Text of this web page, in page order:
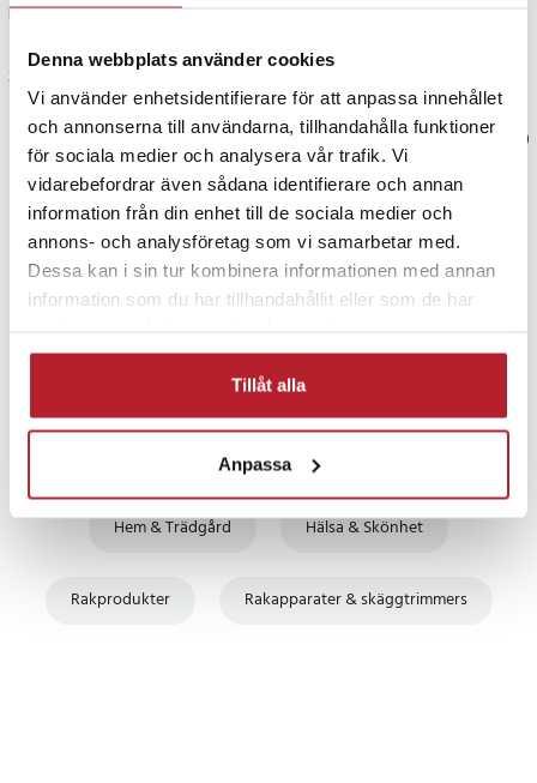
Denna webbplats använder cookies
Vi använder enhetsidentifierare för att anpassa innehållet
och annonserna till användarna, tillhandahålla funktioner
för sociala medier och analysera vår trafik. Vi
vidarebefordrar även sådana identifierare och annan
information från din enhet till de sociala medier och
annons- och analysföretag som vi samarbetar med.
Dessa kan i sin tur kombinera informationen med annan
information som du har tillhandahållit eller som de har
Tillåt alla
Anpassa
JH
3 år sedan
Verified by Trustvoice
UTFÖRSÄLJNING
Fortsätt att fynda
Hem & Trädgård Hälsa & Skönhet
Rakprodukter Rakapparater & skäggtrimmers